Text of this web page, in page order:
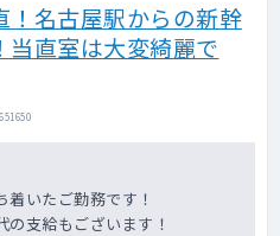
！名古屋駅からの新幹
直室は大変綺麗で
着いたご勤務です！
の支給もございます！